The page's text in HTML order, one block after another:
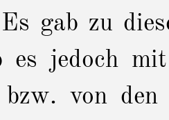
gab zu
es jedoch
bzw. von